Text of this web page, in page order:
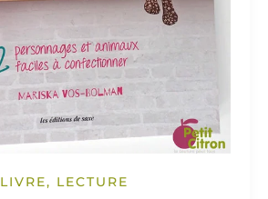
LIVRE, LECTURE